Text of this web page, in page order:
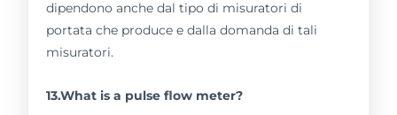
dipendono anche dal tipo di misuratori di
portata che produce e dalla domanda di tali
misuratori.
13.What is a pulse flow meter?